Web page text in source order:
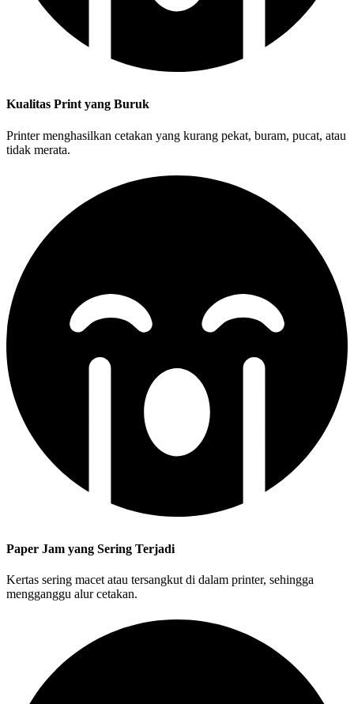
Kualitas Print yang Buruk
Printer menghasilkan cetakan yang kurang pekat, buram, pucat, atau
tidak merata.
Paper Jam yang Sering Terjadi
Kertas sering macet atau tersangkut di dalam printer, sehingga
mengganggu alur cetakan.